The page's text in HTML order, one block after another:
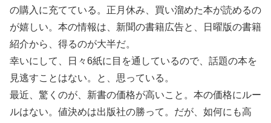
の購入に充てている。正月休み、買い溜めた本が読めるの
が嬉しい。本の情報は、新聞の書籍広告と、日曜版の書籍
紹介から、得るのが大半だ。
幸いにして、日々6紙に目を通しているので、話題の本を
見逃すことはない。と、思っている。
最近、驚くのが、新書の価格が高いこと。本の価格にルー
ルはない。値決めは出版社の勝って。だが、如何にも高